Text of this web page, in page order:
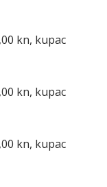
kn, kupac
kn, kupac
kn, kupac